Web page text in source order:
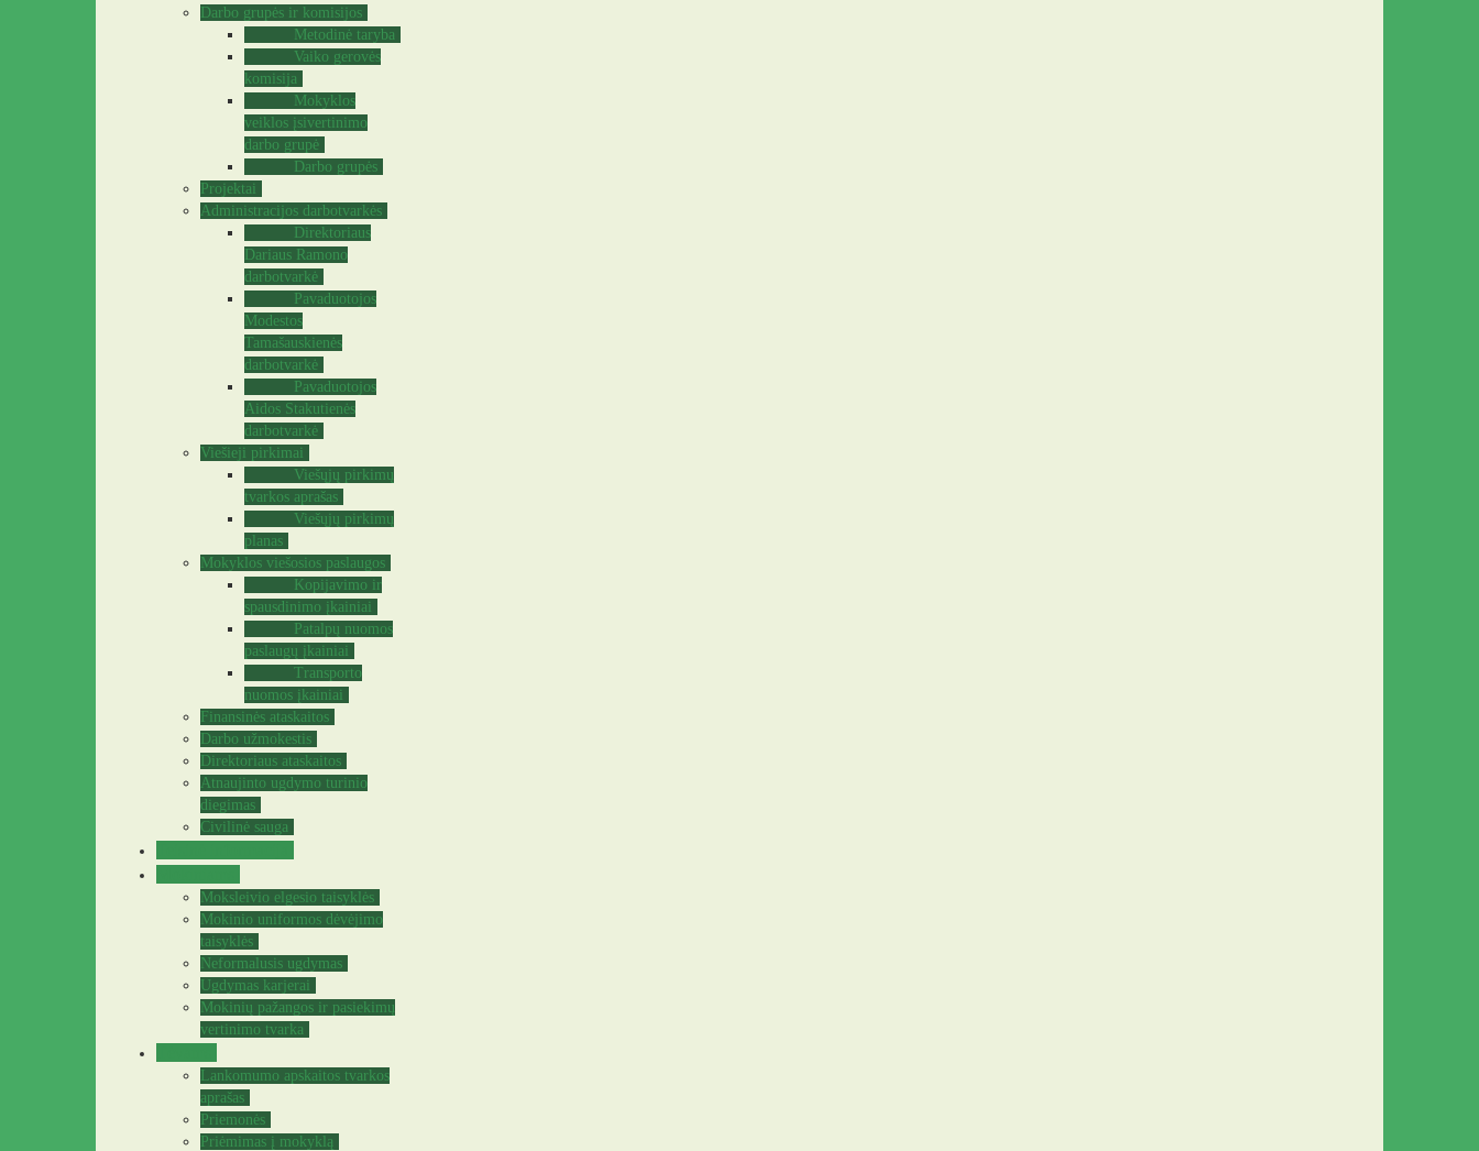
Darbo grupės ir komisijos
Metodinė taryba
Vaiko gerovės
komisija
Mokyklos
veiklos įsivertinimo
darbo grupė
Darbo grupės
Projektai
Administracijos darbotvarkės
Direktoriaus
Dariaus Ramono
darbotvarkė
Pavaduotojos
Modestos
Tamašauskienės
darbotvarkė
Pavaduotojos
Aidos Stakutienės
darbotvarkė
Viešieji pirkimai
Viešųjų pirkimų
tvarkos aprašas
Viešųjų pirkimų
planas
Mokyklos viešosios paslaugos
Kopijavimo ir
spausdinimo įkainiai
Patalpų nuomos
paslaugų įkainiai
Transporto
nuomos įkainiai
Finansinės ataskaitos
Darbo užmokestis
Direktoriaus ataskaitos
Atnaujinto ugdymo turinio
diegimas
Civilinė sauga
Moksleivio elgesio taisyklės
Mokinio uniformos dėvėjimo
taisyklės
Neformalusis ugdymas
Ugdymas karjerai
Mokinių pažangos ir pasiekimų
vertinimo tvarka
Lankomumo apskaitos tvarkos
aprašas
Priemonės
Priėmimas į mokyklą